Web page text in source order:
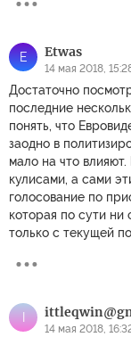
E Etwas
14 мая 2018,
Достаточно
последние
понять, что
заодно в
мало на что
кулисами, а сами
голосование по
которая по сути
только с текущей
I
14 мая 2018,